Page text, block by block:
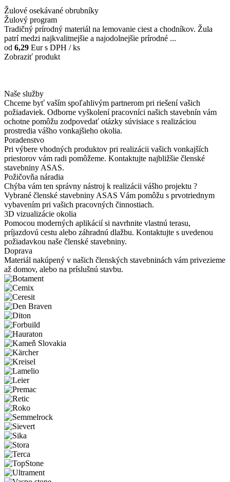
Žulové osekávané obrubníky
Žulový program
Tradičný prírodný materiál na lemovanie ciest a chodníkov. Žula
patrí medzi najkvalitnejšie a najodolnejšie prírodné ...
od 6,29 Eurs DPH / ks
Zobraziť produkt
Naše služby
Chceme byť vaším spoľahlivým partnerom pri riešení vašich
požiadaviek. Odborne vyškolení pracovníci našich stavebnín vám
ochotne pomôžu zodpovedať otázky súvisiace s realizáciou
prostredia vášho vonkajšieho okolia.
Poradenstvo
Pri výbere vhodných produktov pri realizácii vašich vonkajších
priestorov vám radi pomôžeme. Kontaktujte najbližšie členské
stavebniny ASAS.
Požičovňa náradia
Chýba vám ten správny nástroj k realizácii vášho projektu ?
Vybrané členské stavebniny ASAS Vám pomôžu s prvotriednym
vybavením pri vašich pracovných činnostiach.
3D vizualizácie okolia
Pomocou moderných aplikácií si navrhnite vlastnú terasu,
príjazdovú cestu alebo záhradnú dlažbu. Kontaktujte s uvedenou
požiadavkou naše členské stavebniny.
Doprava
Materiál nakúpený v našich členských stavebninách vám privezieme
až domov, alebo na príslušnú stavbu.